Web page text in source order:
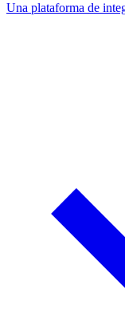
Una plataforma de